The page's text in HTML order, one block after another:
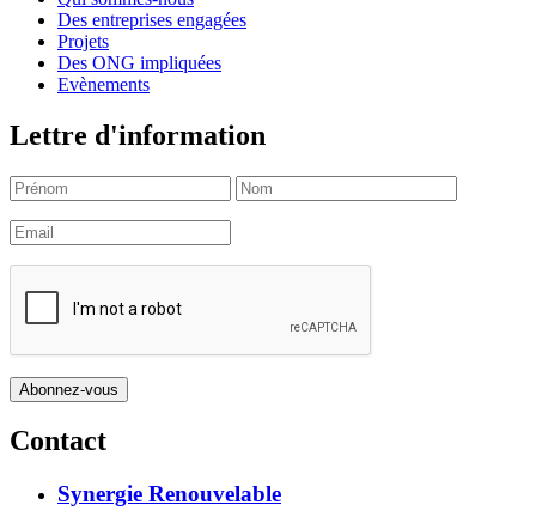
Des entreprises engagées
Projets
Des ONG impliquées
Evènements
Lettre d'information
Contact
Synergie Renouvelable